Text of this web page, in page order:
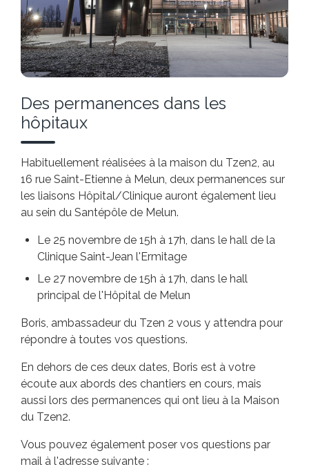
Des permanences dans les
hôpitaux
Habituellement réalisées à la maison du Tzen2, au
16 rue Saint-Etienne à Melun, deux permanences sur
les liaisons Hôpital/Clinique auront également lieu
au sein du Santépôle de Melun.
Le 25 novembre de 15h à 17h, dans le hall de la
Clinique Saint-Jean l'Ermitage
Le 27 novembre de 15h à 17h, dans le hall
principal de l'Hôpital de Melun
Boris, ambassadeur du Tzen 2 vous y attendra pour
répondre à toutes vos questions.
En dehors de ces deux dates, Boris est à votre
écoute aux abords des chantiers en cours, mais
aussi lors des permanences qui ont lieu à la Maison
du Tzen2.
Vous pouvez également poser vos questions par
mail à l'adresse suivante :